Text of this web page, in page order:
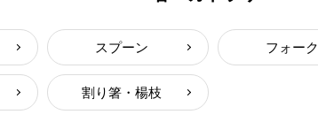
スプーン フォーク
割り箸・楊枝